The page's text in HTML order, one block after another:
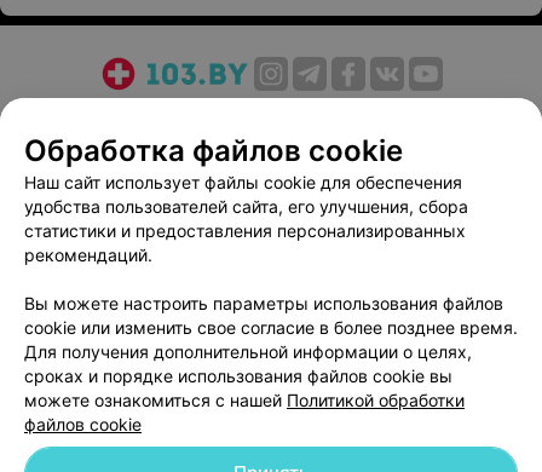
Медицинский маркетинг
Публичный договор
Пользовательское соглашение
Способы оплаты
Вакансии
Партнеры
Написать руководителю 103.by
Персональные настройки cookie
Обработка персональных данных
Обработка файлов cookie
Наш сайт использует файлы cookie для обеспечения
удобства пользователей сайта, его улучшения, сбора
статистики и предоставления персонализированных
рекомендаций.
Вы можете настроить параметры использования файлов
cookie или изменить свое согласие в более позднее время.
Для получения дополнительной информации о целях,
сроках и порядке использования файлов cookie вы
можете ознакомиться с нашей Политикой обработки
файлов cookie